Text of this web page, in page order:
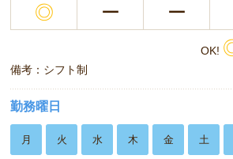
◎ ー ー
OK!
備考：シフト制
勤務曜日
月 火 水 木 金 土